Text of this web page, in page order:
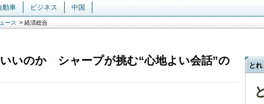
動車 ビジネス 中国
ース > 経済総合
いのか シャープが挑む“心地よい会話”の
とれ